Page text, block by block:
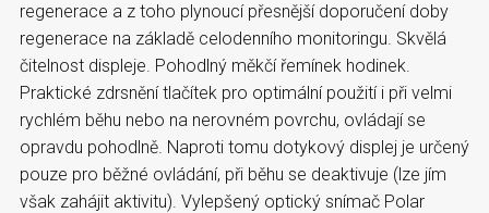
regenerace a z toho plynoucí přesnější doporučení doby
regenerace na základě celodenního monitoringu. Skvělá
čitelnost displeje. Pohodlný měkčí řemínek hodinek.
Praktické zdrsnění tlačítek pro optimální použití i při velmi
rychlém běhu nebo na nerovném povrchu, ovládají se
opravdu pohodlně. Naproti tomu dotykový displej je určený
pouze pro běžné ovládání, při běhu se deaktivuje (lze jím
však zahájit aktivitu). Vylepšený optický snímač Polar